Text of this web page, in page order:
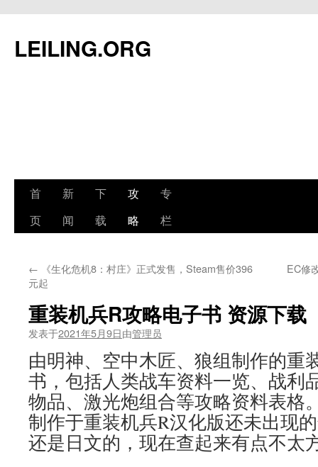
文
LEILING.ORG
首
页
新
闻
下
载
攻
略
专
栏
← 《生化危机8：村庄》正式发售，Steam售价396
元起
EC修
重装机兵R攻略电子书 资源下载
发表于2021年5月9日由管理员
由明神、空中木匠、狼组制作的重
书，包括人类战车资料一览、战利
物品、激光炮组合等攻略资料表格
制作于重装机兵R汉化版还未出现
还是日文的，现在查起来有点不太